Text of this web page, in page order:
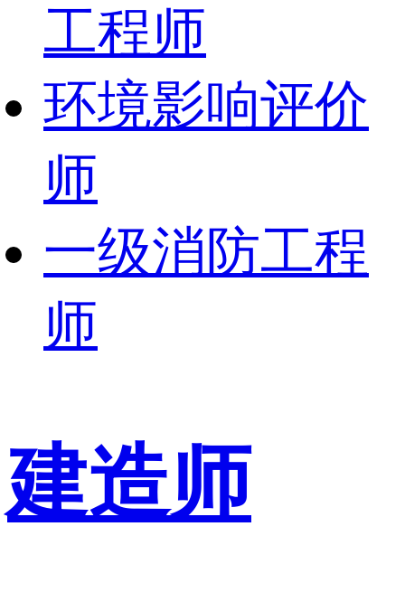
工程师
环境影响评价
师
一级消防工程
师
建造师